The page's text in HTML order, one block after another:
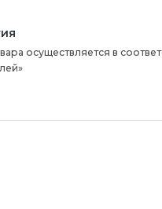
осуществляется в